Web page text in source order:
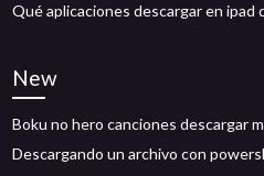
Qué aplicaciones descargar en ipad
New
Boku no hero canciones descargar
Descargando un archivo con